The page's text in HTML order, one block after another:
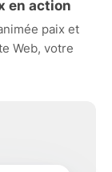
en action
paix et
Web, votre